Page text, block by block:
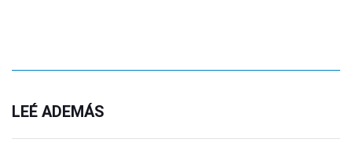
LEÉ ADEMÁS